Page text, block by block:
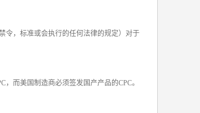
令，标准或会执行的任何法律的规定）对于
而美国制造商必须签发国产产品的CPC。